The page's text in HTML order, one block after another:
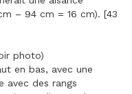
– 94 cm = 16 cm). [43
photo)
en bas, avec une
avec des rangs